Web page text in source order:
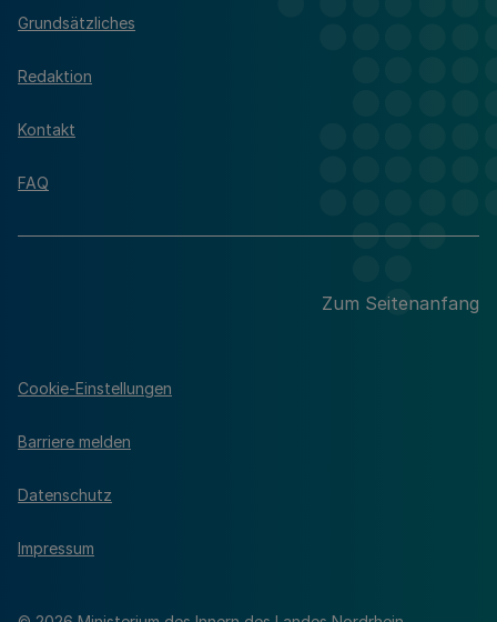
Grundsätzliches
Redaktion
Kontakt
FAQ
Zum Seitenanfang
Cookie-Einstellungen
Barriere melden
Datenschutz
Impressum